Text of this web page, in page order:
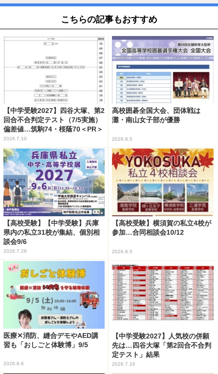
こちらの記事もおすすめ
【中学受験2027】四谷大塚、第2
回合不合判定テスト（7/5実施）
偏差値…筑駒74・桜蔭70＜PR＞
2026.7.10
高校囲碁全国大会、団体戦は
灘・南山女子部が優勝
2026.8.5
【高校受験】【中学受験】兵庫
県内の私立31校が集結、個別相
談会9/6
2026.7.28
【高校受験】横須賀の私立4校が
参加…合同相談会10/12
2026.8.5
医療✕消防、縫合デモやAED講
習も「おしごと体験博」9/5
2026.8.6
【中学受験2027】人気校の併願
先は…四谷大塚「第2回合不合判
定テスト」結果
2026.7.16